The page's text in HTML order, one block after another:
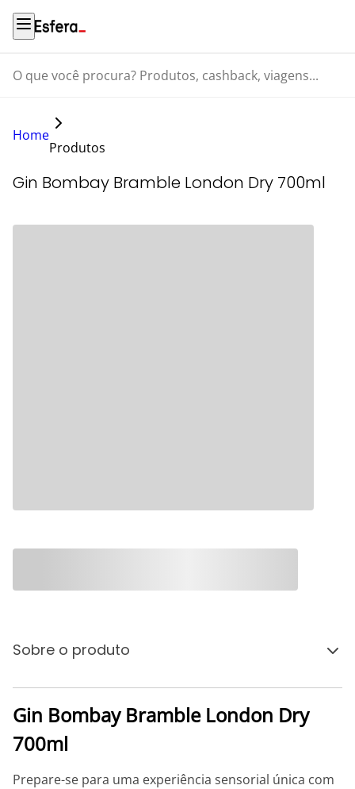
O que você procura? Produtos, cashback, viagens...
Home
Produtos
Gin Bombay Bramble London Dry 700ml
Sobre o produto
Gin Bombay Bramble London Dry
700ml
Prepare-se para uma experiência sensorial única com